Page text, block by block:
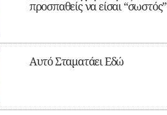
προσπαθείς να είσαι “σωστός”
Αυτό Σταματάει Εδώ